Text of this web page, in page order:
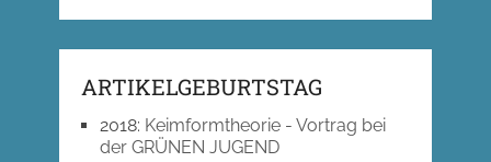
ARTIKELGEBURTSTAG
2018: Keimformtheorie - Vortrag bei
der GRÜNEN JUGEND